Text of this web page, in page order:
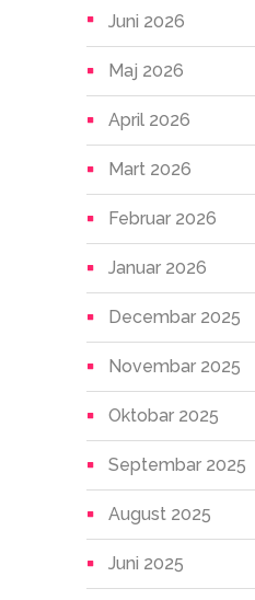
Juni 2026
Maj 2026
April 2026
Mart 2026
Februar 2026
Januar 2026
Decembar 2025
Novembar 2025
Oktobar 2025
Septembar 2025
August 2025
Juni 2025